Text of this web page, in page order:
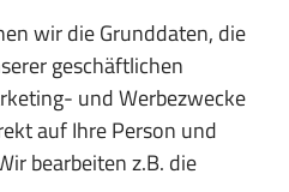
wir die Grunddaten, die
geschäftlichen
und Werbezwecke
auf Ihre Person und
bearbeiten z.B. die